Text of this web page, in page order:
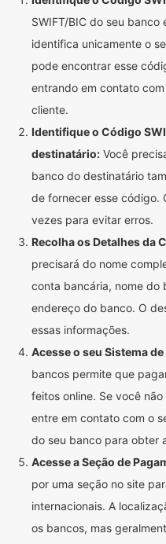
SWIFT/BIC do seu
identifica unicamente o
pode encontrar esse
entrando em contato
cliente.
Identifique o Código
destinatário: Você
banco do destinatário
de fornecer esse código.
vezes para evitar erros.
Recolha os Detalhes da
precisará do nome
conta bancária, nome do
endereço do banco. O
essas informações.
Acesse o seu Sistema
bancos permite que
feitos online. Se você
entre em contato com o
do seu banco para obter
Acesse a Seção de
por uma seção no site
internacionais. A
os bancos, mas